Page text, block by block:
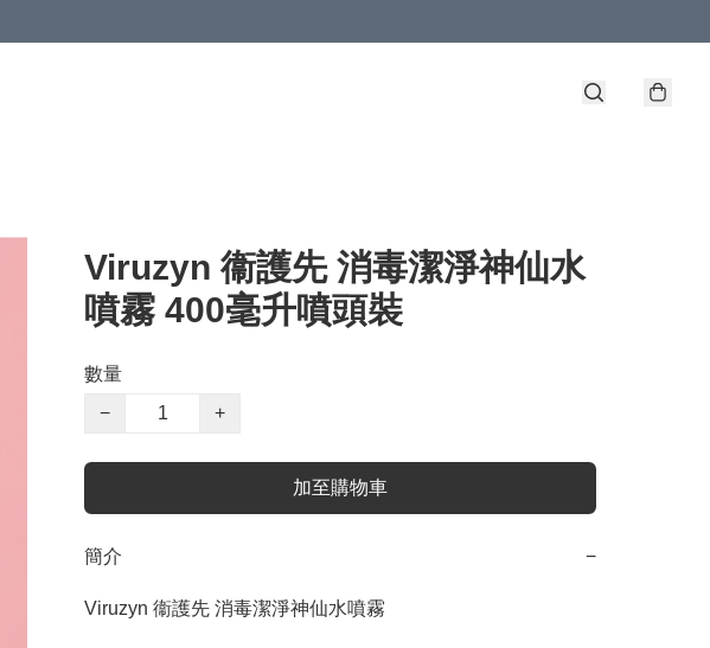
Viruzyn 衞護先 消毒潔淨神仙水
噴霧 400毫升噴頭裝
數量
−
+
加至購物車
簡介 −
Viruzyn 衞護先 消毒潔淨神仙水噴霧